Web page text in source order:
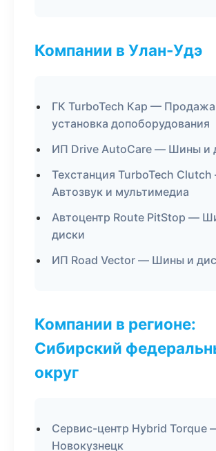
Компании в Улан-Удэ
ГК TurboTech Кар —
установка допоборудования
ИП Drive AutoCare — Шины и
Техстанция TurboTech
Автозвук и мультимедиа
Автоцентр Route PitStop —
диски
ИП Road Vector — Шины и
Компании в регионе:
Сибирский
округ
Сервис-центр Hybrid Torque
Новокузнецк